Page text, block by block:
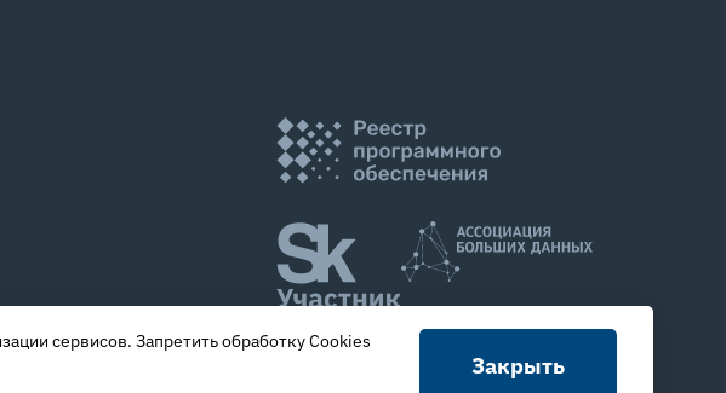
сервисов. Запретить обработку Cookies
Закрыть